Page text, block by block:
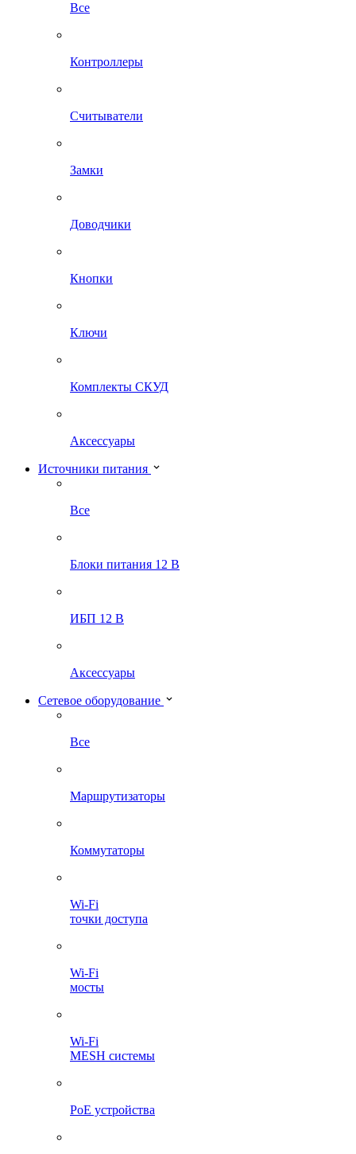
Все
Контроллеры
Считыватели
Замки
Доводчики
Кнопки
Ключи
Комплекты СКУД
Аксессуары
Источники питания
Все
Блоки питания 12 В
ИБП 12 В
Аксессуары
Сетевое оборудование
Все
Маршрутизаторы
Коммутаторы
Wi-Fi
точки доступа
Wi-Fi
мосты
Wi-Fi
MESH системы
PoE устройства